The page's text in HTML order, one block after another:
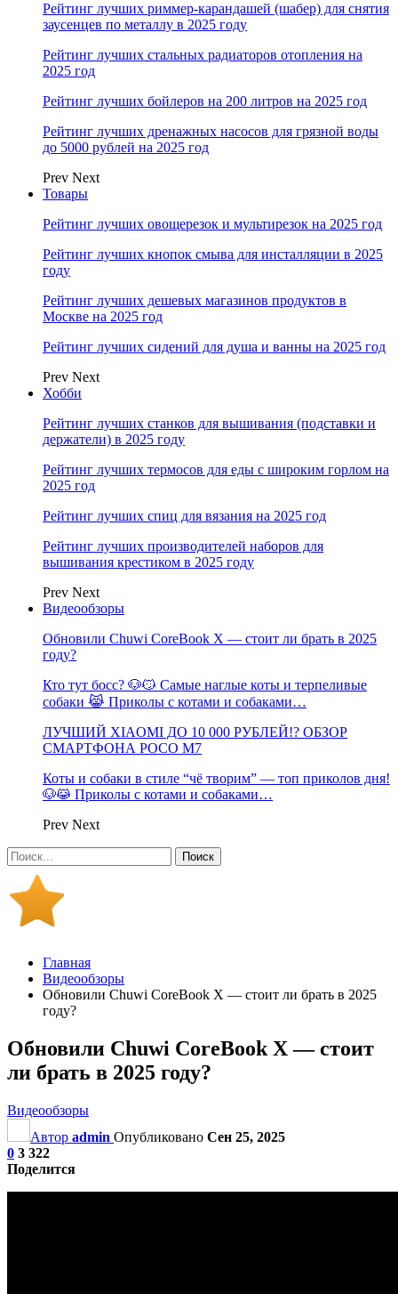
Рейтинг лучших риммер-карандашей (шабер) для снятия
заусенцев по металлу в 2025 году
Рейтинг лучших стальных радиаторов отопления на
2025 год
Рейтинг лучших бойлеров на 200 литров на 2025 год
Рейтинг лучших дренажных насосов для грязной воды
до 5000 рублей на 2025 год
Prev Next
Товары
Рейтинг лучших овощерезок и мультирезок на 2025 год
Рейтинг лучших кнопок смыва для инсталляции в 2025
году
Рейтинг лучших дешевых магазинов продуктов в
Москве на 2025 год
Рейтинг лучших сидений для душа и ванны на 2025 год
Prev Next
Хобби
Рейтинг лучших станков для вышивания (подставки и
держатели) в 2025 году
Рейтинг лучших термосов для еды с широким горлом на
2025 год
Рейтинг лучших спиц для вязания на 2025 год
Рейтинг лучших производителей наборов для
вышивания крестиком в 2025 году
Prev Next
Видеообзоры
Обновили Chuwi CoreBook X — стоит ли брать в 2025
году?
Кто тут босс? 🐶😼 Самые наглые коты и терпеливые
собаки 😹 Приколы с котами и собаками…
ЛУЧШИЙ XIAOMI ДО 10 000 РУБЛЕЙ!? ОБЗОР
СМАРТФОНА POCO M7
Коты и собаки в стиле “чё творим” — топ приколов дня!
🐶😹 Приколы с котами и собаками…
Prev Next
Главная
Видеообзоры
Обновили Chuwi CoreBook X — стоит ли брать в 2025
году?
Обновили Chuwi CoreBook X — стоит
ли брать в 2025 году?
Видеообзоры
Автор admin Опубликовано Сен 25, 2025
0 3 322
Поделится